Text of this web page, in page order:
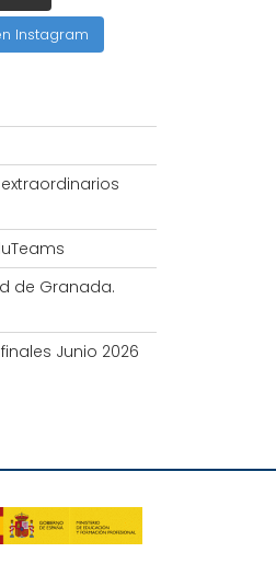
Instagram
de Granada.
Junio 2026